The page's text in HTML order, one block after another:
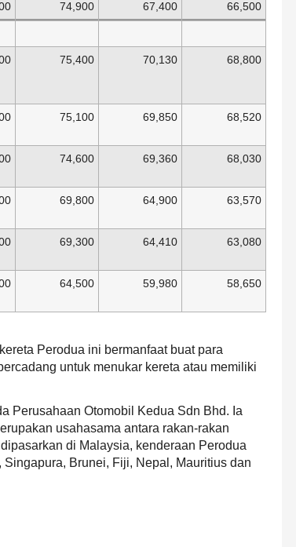
74,900 67,400 66,500
75,400 70,130 68,800
75,100 69,850 68,520
74,600 69,360 68,030
69,800 64,900 63,570
69,300 64,410 63,080
64,500 59,980 58,650
Perodua ini bermanfaat buat para
untuk menukar kereta atau memiliki
Perusahaan Otomobil Kedua Sdn Bhd. Ia
usahasama antara rakan-rakan
di Malaysia, kenderaan Perodua
Brunei, Fiji, Nepal, Mauritius dan